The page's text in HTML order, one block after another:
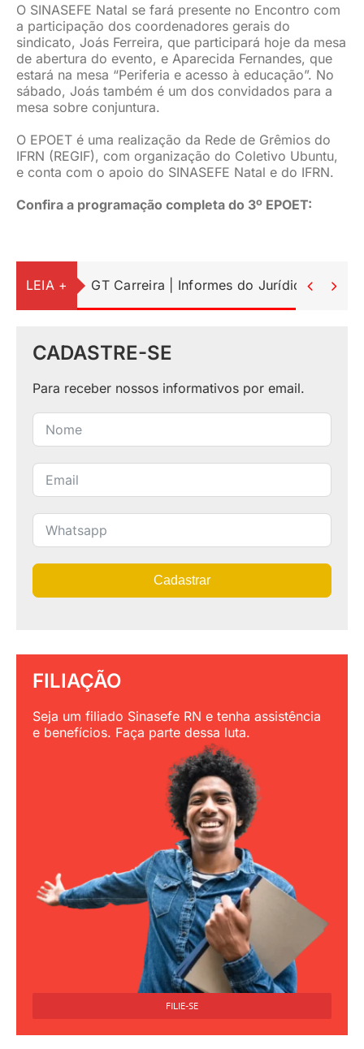
O SINASEFE Natal se fará presente no Encontro com
a participação dos coordenadores gerais do
sindicato, Joás Ferreira, que participará hoje da mesa
de abertura do evento, e Aparecida Fernandes, que
estará na mesa “Periferia e acesso à educação”. No
sábado, Joás também é um dos convidados para a
mesa sobre conjuntura.
O EPOET é uma realização da Rede de Grêmios do
IFRN (REGIF), com organização do Coletivo Ubuntu,
e conta com o apoio do SINASEFE Natal e do IFRN.
Confira a programação completa do 3º EPOET:
LEIA + GT Carreira | Informes do Jurídico 
CADASTRE-SE
Para receber nossos informativos por email.
Cadastrar
FILIAÇÃO
Seja um filiado Sinasefe RN e tenha assistência
e benefícios. Faça parte dessa luta.
FILIE-SE